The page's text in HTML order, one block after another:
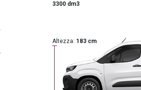
3300 dm3
Altezza: 183 cm